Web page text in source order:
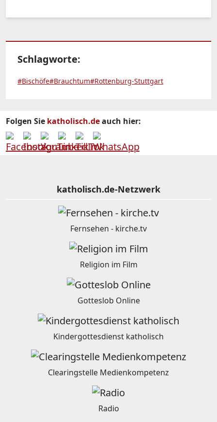
Schlagworte:
#Bischöfe#Brauchtum#Rottenburg-Stuttgart
Folgen Sie katholisch.deauch hier:
katholisch.de-Netzwerk
Fernsehen - kirche.tv
Religion im Film
Gotteslob Online
Kindergottesdienst katholisch
Clearingstelle Medienkompetenz
Radio